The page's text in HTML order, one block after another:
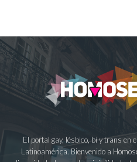
El portal gay, lésbico, bi y trans en
Latinoamérica. Bienvenido a